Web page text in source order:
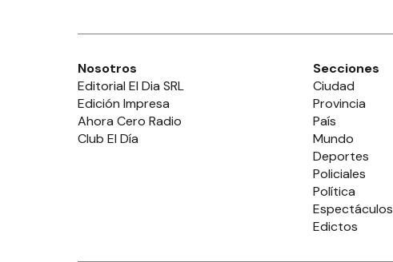
Nosotros
Editorial El Dia SRL
Edición Impresa
Ahora Cero Radio
Club El Día
Secciones
Ciudad
Provincia
País
Mundo
Deportes
Policiales
Política
Espectáculos
Edictos